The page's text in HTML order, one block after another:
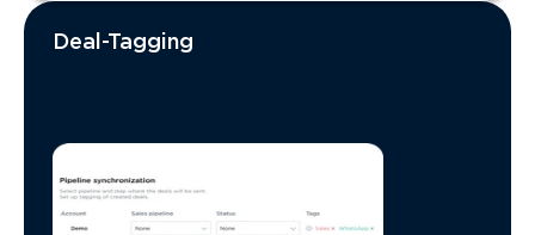
Deal-Tagging